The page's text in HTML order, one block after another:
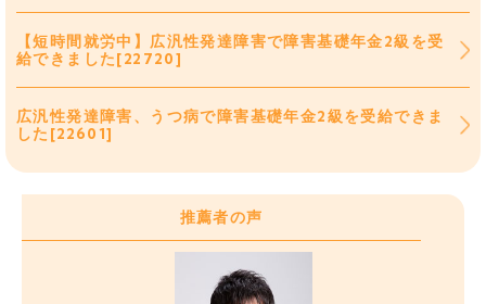
【短時間就労中】広汎性発達障害で障害基礎年金2級を受
給できました[22720]
広汎性発達障害、うつ病で障害基礎年金2級を受給できま
した[22601]
推薦者の声